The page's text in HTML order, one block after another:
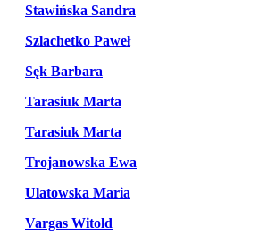
Stawińska Sandra
Szlachetko Paweł
Sęk Barbara
Tarasiuk Marta
Tarasiuk Marta
Trojanowska Ewa
Ulatowska Maria
Vargas Witold